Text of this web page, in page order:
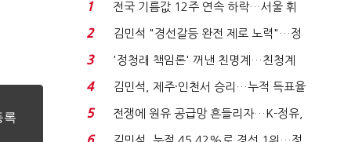
1
전국 기름값 12주 연속 하락…서울 휘
발윳값 1909원...
2
김민석 "경선갈등 완전 제로 노력"…정
청래 "반명 공세 사...
3
'정청래 책임론' 꺼낸 친명계…친청계
는 추가투표 때리기...
4
김민석, 제주·인천서 승리…누적 득표율
'1위 탈환'(종합)...
5
전쟁에 원유 공급망 흔들리자…K-정유,
에너지안보 핵심...